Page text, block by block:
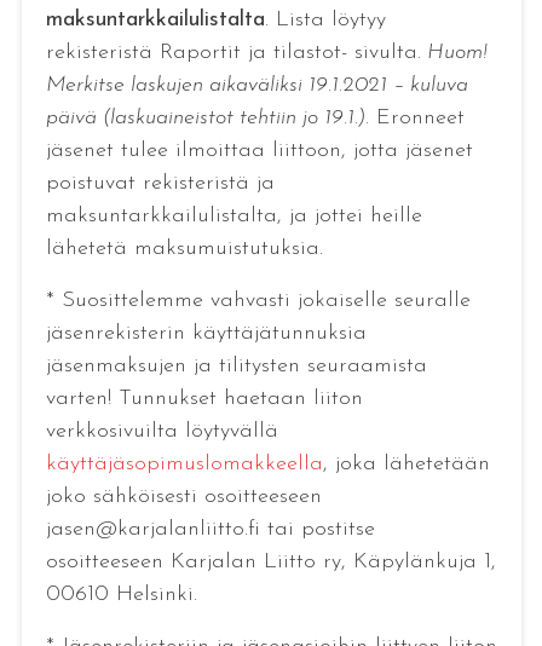
maksuntarkkailulistalta. Lista löytyy
rekisteristä Raportit ja tilastot- sivulta. Huom!
Merkitse laskujen aikaväliksi 19.1.2021 – kuluva
päivä (laskuaineistot tehtiin jo 19.1.). Eronneet
jäsenet tulee ilmoittaa liittoon, jotta jäsenet
poistuvat rekisteristä ja
maksuntarkkailulistalta, ja jottei heille
lähetetä maksumuistutuksia.
* Suosittelemme vahvasti jokaiselle seuralle
jäsenrekisterin käyttäjätunnuksia
jäsenmaksujen ja tilitysten seuraamista
varten! Tunnukset haetaan liiton
verkkosivuilta löytyvällä
käyttäjäsopimuslomakkeella, joka lähetetään
joko sähköisesti osoitteeseen
jasen@karjalanliitto.fi tai postitse
osoitteeseen Karjalan Liitto ry, Käpylänkuja 1,
00610 Helsinki.